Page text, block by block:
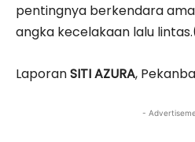
pentingnya berkendara
angka ke­celakaan lalu lintas.
LaporanSITI AZURA,
-